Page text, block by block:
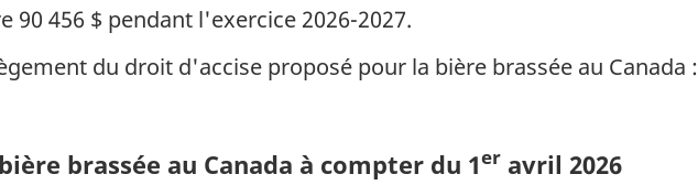
456 $ pendant l'exercice 2026-2027.
du droit d'accise proposé pour la bière brassée au Canada :
brassée au Canada à compter du 1er avril 2026